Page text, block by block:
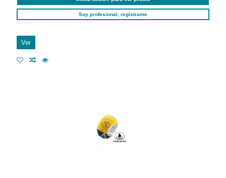
Soy profesional, regístrame
Ver